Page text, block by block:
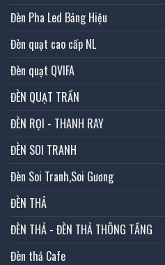
Đèn Pha Led Bảng Hiệu
Đèn quạt cao cấp NL
Đèn quạt QVIFA
ĐÈN QUẠT TRẦN
ĐÈN RỌI - THANH RAY
ĐÈN SOI TRANH
Đèn Soi Tranh,Soi Gương
ĐÈN THẢ
ĐÈN THẢ - ĐÈN THẢ THÔNG TẦNG
Đèn thả Cafe